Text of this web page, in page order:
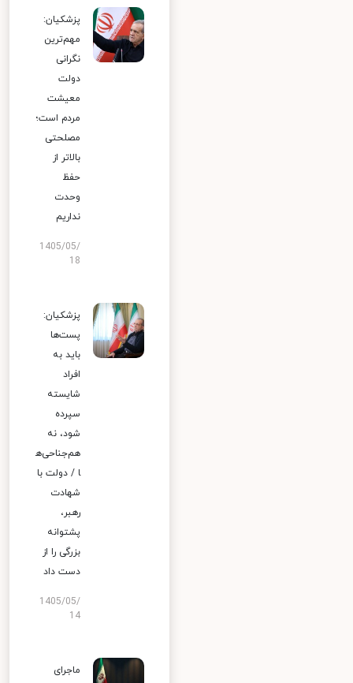
پزشکیان:
مهم‌ترین
نگرانی
دولت
معیشت
مردم است؛
مصلحتی
بالاتر از
حفظ
وحدت
نداریم
1405/05/
18
پزشکیان:
پست‌ها
باید به
افراد
شایسته
سپرده
شود، نه
هم‌جناحی‌ه
ا / دولت با
شهادت
رهبر،
پشتوانه
بزرگی را از
دست داد
1405/05/
14
ماجرای